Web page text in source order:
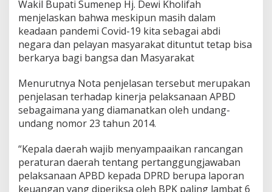
u
n
g
J
a
w
b
a
n
P
e
a
k
s
a
Wakil Bupati Sumenep Hj. Dewi Kholifah
menjelaskan bahwa meskipun masih dalam
keadaan pandemi Covid-19 kita sebagai abdi
negara dan pelayan masyarakat dituntut tetap bisa
berkarya bagi bangsa dan Masyarakat
Menurutnya Nota penjelasan tersebut merupakan
penjelasan terhadap kinerja pelaksanaan APBD
sebagaimana yang diamanatkan oleh undang-
undang nomor 23 tahun 2014.
“Kepala daerah wajib menyampaaikan rancangan
peraturan daerah tentang pertanggungjawaban
pelaksanaan APBD kepada DPRD berupa laporan
keuangan yang diperiksa oleh BPK paling lambat 6